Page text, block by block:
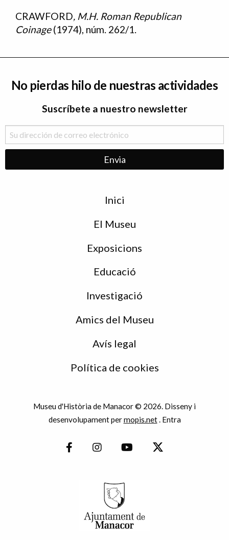
CRAWFORD, M.H. Roman Republican
Coinage(1974), núm. 262/1.
No pierdas hilo de nuestras actividades
Suscríbete a nuestro newsletter
Inici
El Museu
Exposicions
Educació
Investigació
Amics del Museu
Avís legal
Política de cookies
Museu d'Història de Manacor © 2026. Disseny i
desenvolupament permopis.net. Entra